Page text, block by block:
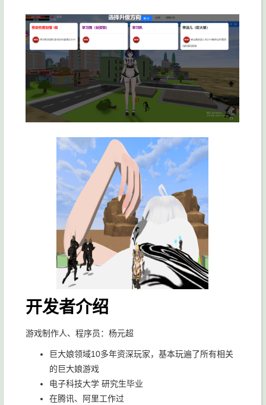
开发者介绍
游戏制作人、程序员：杨元超
巨大娘领域10多年资深玩家，基本玩遍了所有相关
的巨大娘游戏
电子科技大学 研究生毕业
在腾讯、阿里工作过